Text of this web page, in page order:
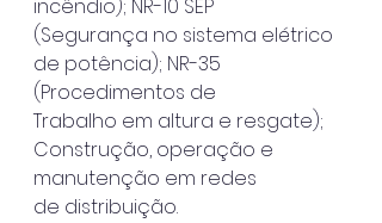
incêndio); NR-10 SEP
(Segurança no sistema elétrico
de potência); NR-35
(Procedimentos de
Trabalho em altura e resgate);
Construção, operação e
manutenção em redes
de distribuição.